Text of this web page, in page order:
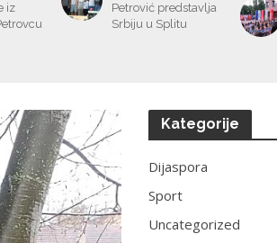
iz
Petrović predstavlja
Srbiju u Splitu
Kategorije
Dijaspora
Sport
Uncategorized